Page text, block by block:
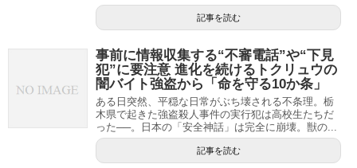
記事を読む
事前に情報収集する“不審電話”や“下見
犯”に要注意 進化を続けるトクリュウの
闇バイト強盗から「命を守る10か条」
ある日突然、平穏な日常がぶち壊される不条理。栃
木県で起きた強盗殺人事件の実行犯は高校生たちだ
った──。日本の「安全神話」は完全に崩壊。獣の...
記事を読む